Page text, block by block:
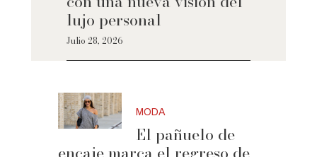
lujo personal
Julio 28, 2026
MODA
El pañuelo de